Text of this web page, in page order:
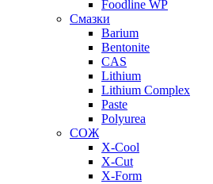
Foodline WP
Смазки
Barium
Bentonite
CAS
Lithium
Lithium Complex
Paste
Polyurea
СОЖ
X-Cool
X-Cut
X-Form